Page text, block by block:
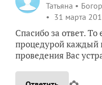
Татьяна
31 марта
Спасибо за ответ. То
процедурой каждый
проведения Вас